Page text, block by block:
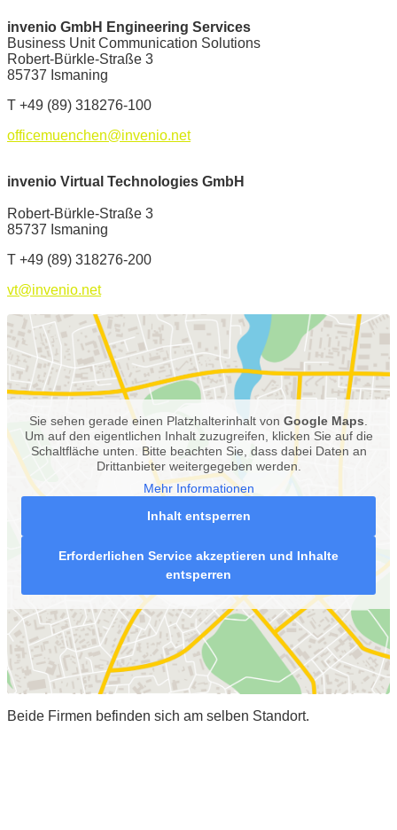
invenio GmbH Engineering Services
Business Unit Communication Solutions
Robert-Bürkle-Straße 3
85737 Ismaning
T +49 (89) 318276-100
officemuenchen@invenio.net
invenio Virtual Technologies GmbH
Robert-Bürkle-Straße 3
85737 Ismaning
T +49 (89) 318276-200
vt@invenio.net
Sie sehen gerade einen Platzhalterinhalt von Google Maps.
Um auf den eigentlichen Inhalt zuzugreifen, klicken Sie auf die
Schaltfläche unten. Bitte beachten Sie, dass dabei Daten an
Drittanbieter weitergegeben werden.
Mehr Informationen
Inhalt entsperren
Erforderlichen Service akzeptieren und Inhalte
entsperren
Beide Firmen befinden sich am selben Standort.